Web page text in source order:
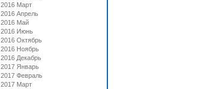
2016 Март
2016 Апрель
2016 Май
2016 Июнь
2016 Октябрь
2016 Ноябрь
2016 Декабрь
2017 Январь
2017 Февраль
2017 Март